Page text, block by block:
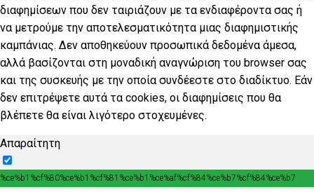
διαφημίσεων που δεν ταιριάζουν με τα ενδιαφέροντα σας ή
να μετρούμε την αποτελεσματικότητα μιας διαφημιστικής
καμπάνιας. Δεν αποθηκεύουν προσωπικά δεδομένα άμεσα,
αλλά βασίζονται στη μοναδική αναγνώριση του browser σας
και της συσκευής με την οποία συνδέεστε στο διαδίκτυο. Εάν
δεν επιτρέψετε αυτά τα cookies, οι διαφημίσεις που θα
βλέπετε θα είναι λιγότερο στοχευμένες.
Απαραίτητη
%ce%b1%cf%80%ce%b1%cf%81%ce%b1%ce%af%cf%84%ce%b7%cf%84%ce%b7